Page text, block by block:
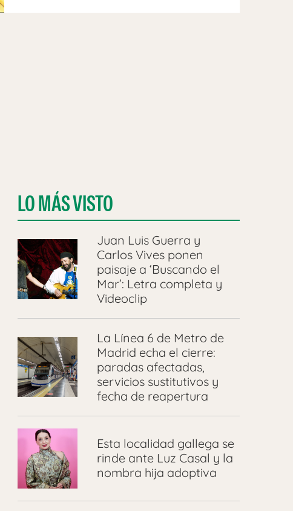
LO MÁS VISTO
Juan Luis Guerra y
Carlos Vives ponen
paisaje a ‘Buscando el
Mar’: Letra completa y
Videoclip
La Línea 6 de Metro de
Madrid echa el cierre:
paradas afectadas,
servicios sustitutivos y
fecha de reapertura
Esta localidad gallega se
rinde ante Luz Casal y la
nombra hija adoptiva